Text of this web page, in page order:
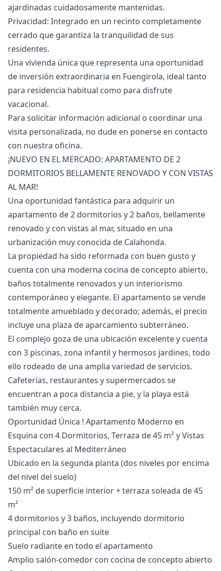
ajardinadas cuidadosamente mantenidas.
Privacidad: Integrado en un recinto completamente
cerrado que garantiza la tranquilidad de sus
residentes.
Una vivienda única que representa una oportunidad
de inversión ‌extraordinaria ‌en ‌Fuengirola, ‌ideal ‌tanto
para residencia habitual como ‌para ‌disfrute
‌vacacional.
Para solicitar información ‌adicional ‌o ‌coordinar ‌una
visita ‌personalizada, no dude ‌en ‌ponerse ‌en ‌contacto
‌con ‌nuestra ‌oficina.
¡NUEVO EN EL MERCADO: APARTAMENTO DE 2
DORMITORIOS BELLAMENTE RENOVADO Y CON VISTAS
AL MAR!
Una oportunidad fantástica para adquirir un
apartamento de 2 dormitorios y 2 baños, bellamente
renovado y con vistas al mar, situado en una
urbanización muy conocida de Calahonda.
La propiedad ha sido reformada con buen gusto y
cuenta con una moderna cocina de concepto abierto,
baños totalmente renovados y un interiorismo
contemporáneo y elegante. El apartamento se vende
totalmente amueblado y decorado; además, el precio
incluye una plaza de aparcamiento subterráneo.
El complejo goza de una ubicación excelente y cuenta
con 3 piscinas, zona infantil y ‌hermosos ‌jardines, ‌todo
‌ello ‌rodeado de una amplia variedad ‌de ‌servicios.
‌Cafeterías, restaurantes y ‌supermercados ‌se
‌encuentran ‌a poca ‌distancia a pie, ‌y ‌la ‌playa ‌está
‌también ‌muy ‌cerca.
Oportunidad Única ! Apartamento Moderno en
Esquina con 4 Dormitorios, Terraza de 45 m² y Vistas
Espectaculares al Mediterráneo
Ubicado en la segunda planta (dos niveles por encima
del nivel del suelo)
150 m² de superficie interior + terraza soleada de 45
m²
4 dormitorios y 3 baños, incluyendo dormitorio
principal con baño en suite
Suelo radiante en todo el apartamento
Amplio salón-comedor con cocina de concepto abierto